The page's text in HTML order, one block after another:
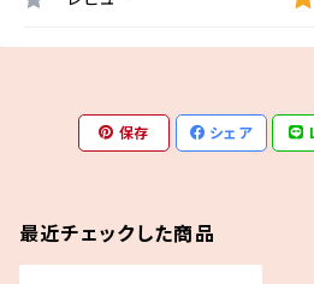
保存 シェア
最近チェックした商品